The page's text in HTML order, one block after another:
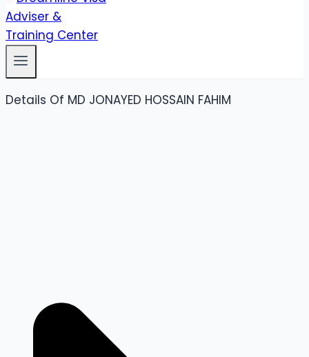
Details Of MD JONAYED HOSSAIN FAHIM